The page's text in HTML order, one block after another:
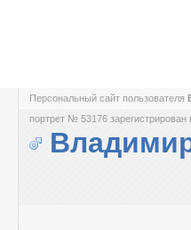
Персональный сайт пользователя
портрет № 53176 зарегистрирован